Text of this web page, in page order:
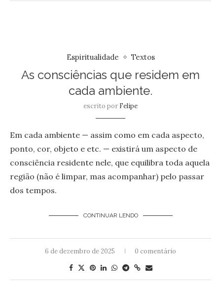
Espiritualidade Textos
As consciências que residem em
cada ambiente.
escrito por Felipe
Em cada ambiente — assim como em cada aspecto,
ponto, cor, objeto e etc. — existirá um aspecto de
consciência residente nele, que equilibra toda aquela
região (não é limpar, mas acompanhar) pelo passar
dos tempos.
CONTINUAR LENDO
6 de dezembro de 2025 0 comentário